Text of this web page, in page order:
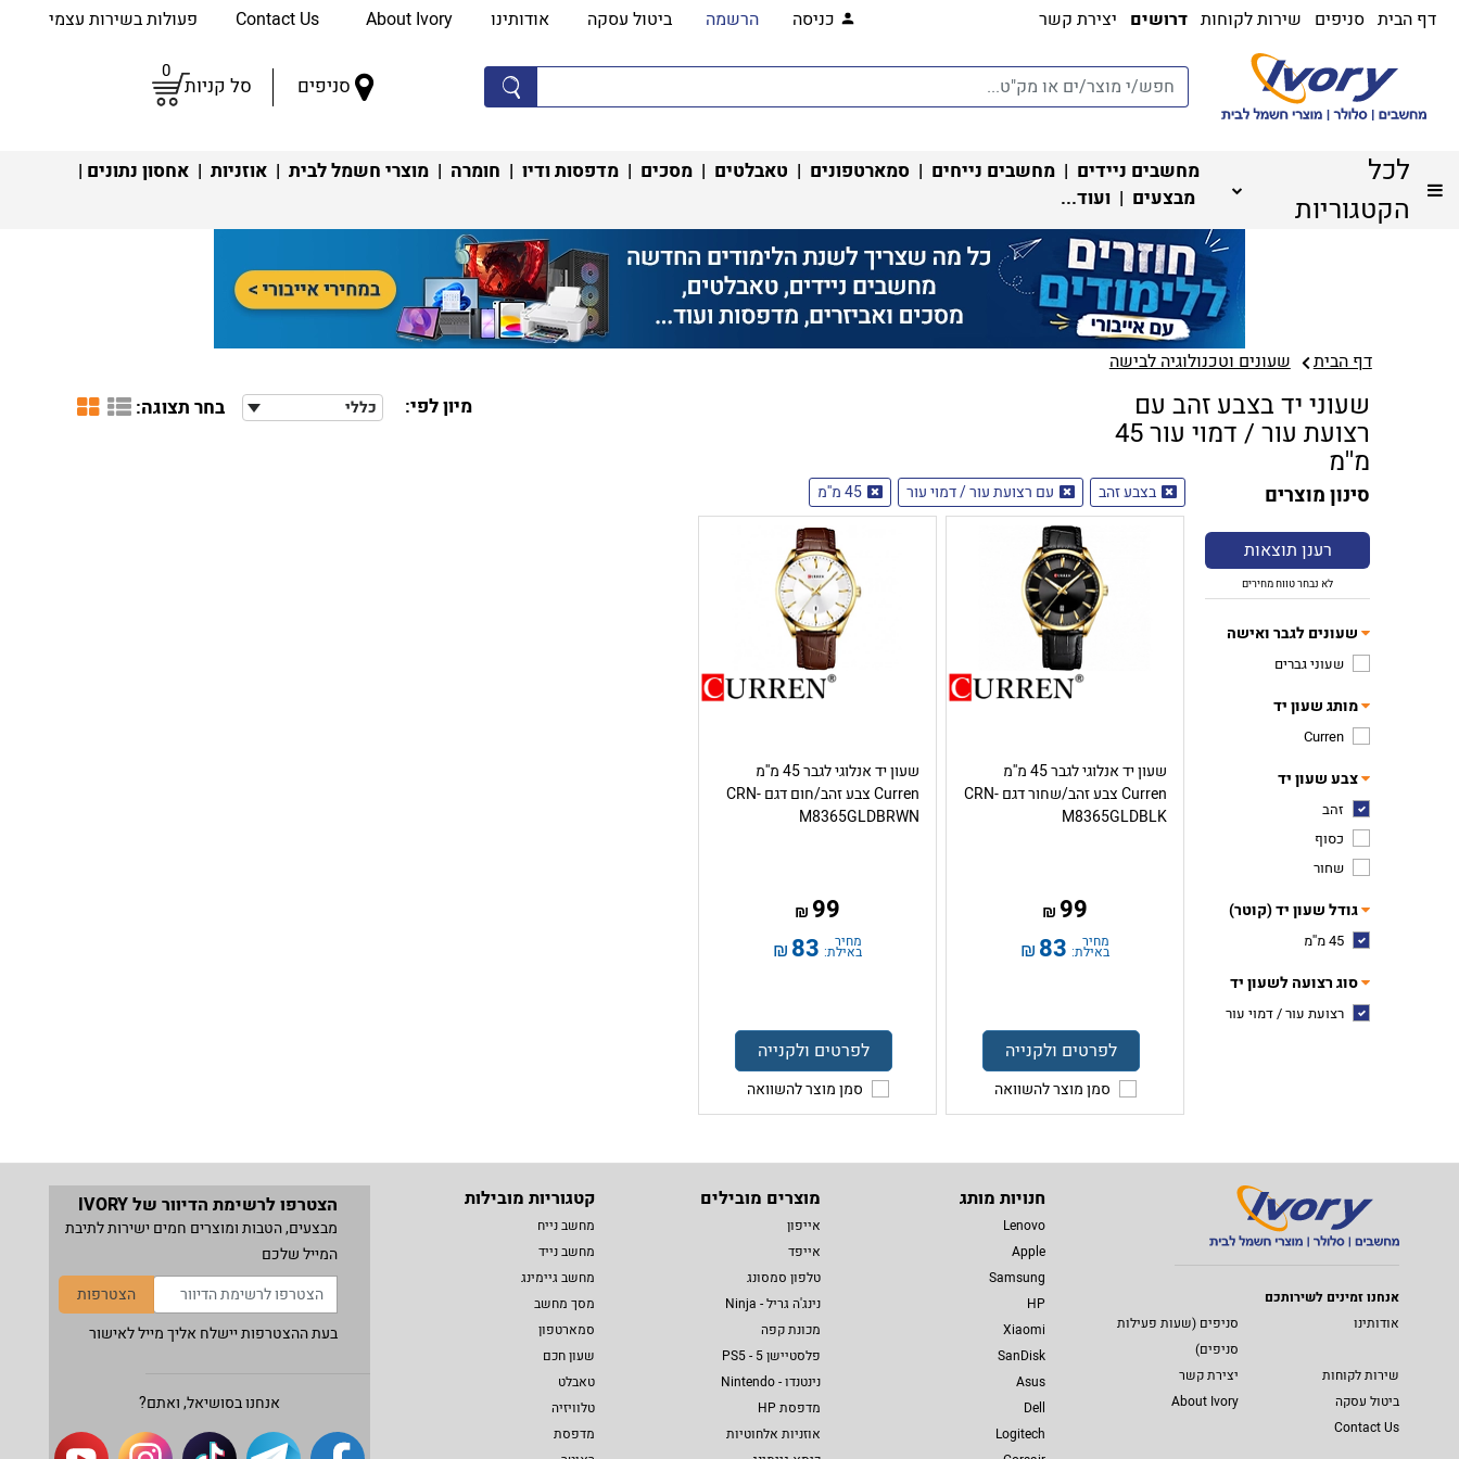
דף הבית סניפים שירות לקוחות דרושים יצירת קשר כניסה הרשמה ביטול עסקה אודותינו About Ivory פעולות בשירות עצמי
סניפים סל קניות
0
לכל
הקטגוריות
מחשבים ניידים | מחשבים נייחים | סמארטפונים | טאבלטים | מסכים | מדפסות ודיו | חומרה | מוצרי חשמל לבית | אוזניות | אחסון נתונים |
מבצעים | ועוד...
דף הבית שעונים וטכנולוגיה לבישה
שעוני יד בצבע זהב עם
רצועת עור / דמוי עור 45
מ''מ
מיון לפי: כללי בחר תצוגה:
סינון מוצרים
רענן תוצאות
לא נבחר טווח מחירים
שעונים לגבר ואישה
שעוני גברים
מותג שעון יד
Curren
צבע שעון יד
זהב
כסוף
שחור
גודל שעון יד (קוטר)
45 מ''מ
סוג רצועה לשעון יד
רצועת עור / דמוי עור
בצבע זהב עם רצועת עור / דמוי עור 45 מ''מ
שעון יד אנלוגי לגבר 45 מ''מ
Curren צבע זהב/שחור דגם CRN-
M8365GLDBLK
99
₪
מחיר
באילת: 83
₪
לפרטים ולקנייה
סמן מוצר להשוואה
שעון יד אנלוגי לגבר 45 מ''מ
Curren צבע זהב/חום דגם CRN-
M8365GLDBRWN
99
₪
מחיר
באילת: 83
₪
לפרטים ולקנייה
סמן מוצר להשוואה
אנחנו זמינים לשירותכם
אודותינו
סניפים (שעות פעילות
סניפים)
שירות לקוחות
יצירת קשר
ביטול עסקה
About Ivory
Contact Us
חנויות מותג
Lenovo
Apple
Samsung
HP
Xiaomi
SanDisk
Asus
Dell
Logitech
מוצרים מובילים
אייפון
אייפד
טלפון סמסונג
נינג'ה גריל - Ninja
מכונת קפה
פלסטיישן 5 - PS5
נינטנדו - Nintendo
מדפסת HP
אוזניות אלחוטיות
קטגוריות מובילות
מחשב נייח
מחשב נייד
מחשב גיימינג
מסך מחשב
סמארטפון
שעון חכם
טאבלט
טלוויזיה
מדפסת
הצטרפו לרשימת הדיוור של IVORY
מבצעים, הטבות ומוצרים חמים ישירות לתיבת
המייל שלכם
הצטרפות
בעת ההצטרפות יישלח אליך מייל לאישור
אנחנו בסושיאל, ואתם?